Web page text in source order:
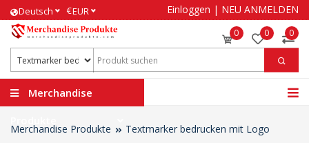
Deutsch €EUR Einloggen | NEU ANMELDEN
0 0 0
Merchandise
Merchandise Produkte Textmarker bedrucken mit Logo